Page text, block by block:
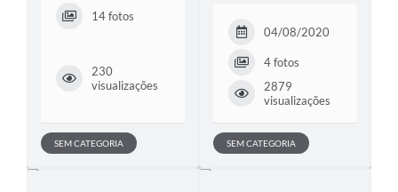
14 fotos
230
visualizações
SEM CATEGORIA
04/08/2020
4 fotos
2879
visualizações
SEM CATEGORIA